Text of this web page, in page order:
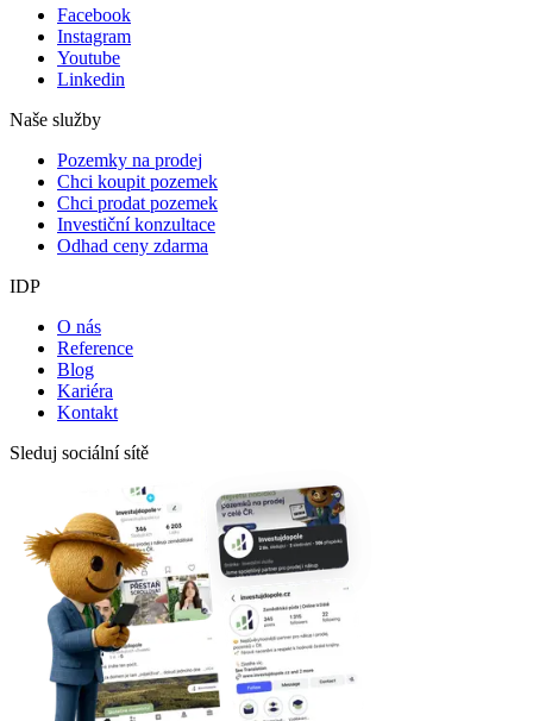
Facebook
Instagram
Youtube
Linkedin
Naše služby
Pozemky na prodej
Chci koupit pozemek
Chci prodat pozemek
Investiční konzultace
Odhad ceny zdarma
IDP
O nás
Reference
Blog
Kariéra
Kontakt
Sleduj sociální sítě